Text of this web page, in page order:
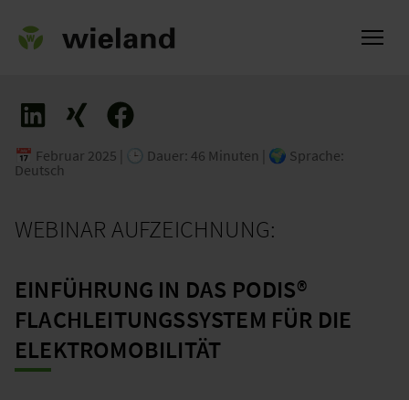
📅 Februar 2025 | 🕒 Dauer: 46 Minuten | 🌍 Sprache:
Deutsch
WEBINAR AUFZEICHNUNG:
EINFÜHRUNG IN DAS PODIS®
FLACHLEITUNGSSYSTEM FÜR DIE
ELEKTROMOBILITÄT​